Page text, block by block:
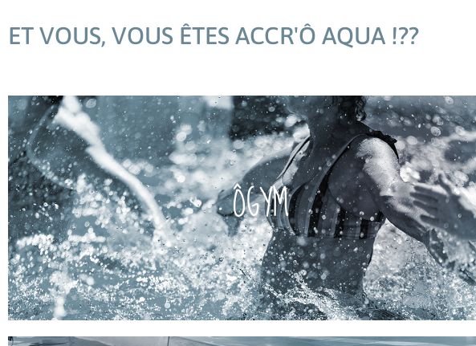
ET VOUS, VOUS ÊTES ACCR'Ô AQUA !??
ÔGYM
ÔGYM
Pour tous ceux qui veulent pratiquer le fitness aquatique, obtenir des résultats variés,
complets et rester en forme. Activité accessible à tous, permettant un travail
d’endurance musculaire et cardio-vasculaire favorisant le raffermissement et le
remodelage.
Objectifs : Remise en forme et entretien général.
voir le programme